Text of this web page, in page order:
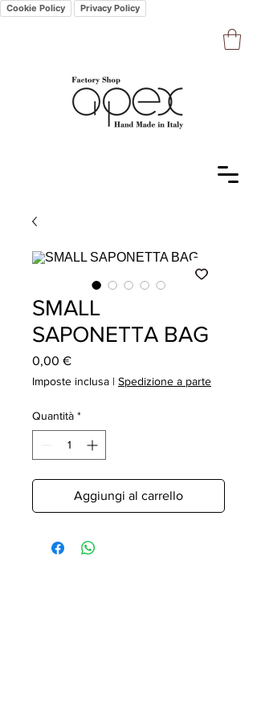
Cookie Policy Privacy Policy
SMALL
SAPONETTA BAG
0,00 €Prezzo
Imposte inclusa | Spedizione a parte
Quantità *
Aggiungi al carrello